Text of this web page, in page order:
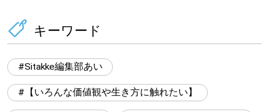
キーワード
Sitakke編集部あい
【いろんな価値観や生き方に触れたい】